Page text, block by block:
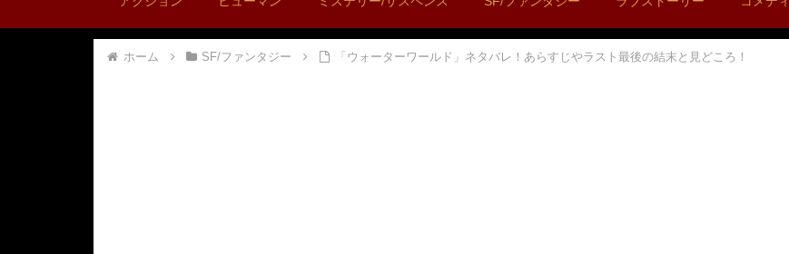
ホーム SF/ファンタジー 「ウォーターワールド」ネタバレ！あらすじやラスト最後の結末と見どころ！